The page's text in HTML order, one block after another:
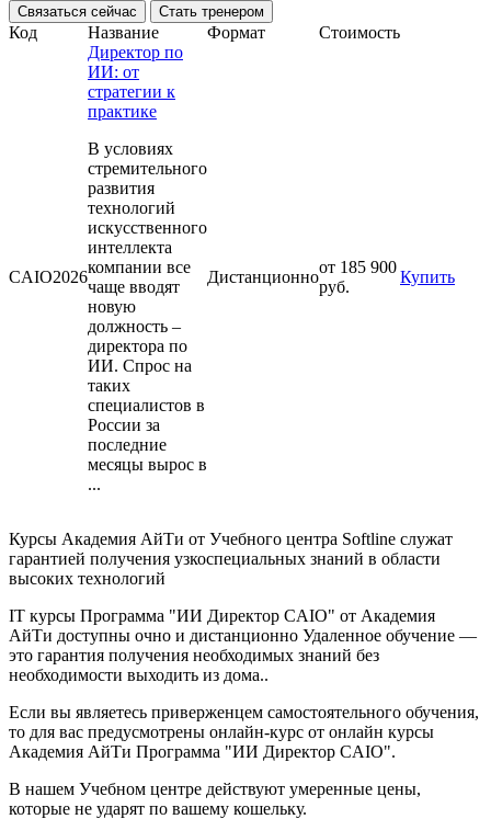
Связаться сейчас Стать тренером
Код Название Формат Стоимость
CAIO2026
Директор по
ИИ: от
стратегии к
практике
В условиях
стремительного
развития
технологий
искусственного
интеллекта
компании все
чаще вводят
новую
должность –
директора по
ИИ. Спрос на
таких
специалистов в
России за
последние
месяцы вырос в
...
Дистанционно
от 185 900
руб.
Купить
Курсы Академия АйТи от Учебного центра Softline служат
гарантией получения узкоспециальных знаний в области
высоких технологий
IT курсы Программа "ИИ Директор CAIO" от Академия
АйТи доступны очно и дистанционно Удаленное обучение —
это гарантия получения необходимых знаний без
необходимости выходить из дома..
Если вы являетесь приверженцем самостоятельного обучения,
то для вас предусмотрены онлайн-курс от онлайн курсы
Академия АйТи Программа "ИИ Директор CAIO".
В нашем Учебном центре действуют умеренные цены,
которые не ударят по вашему кошельку.